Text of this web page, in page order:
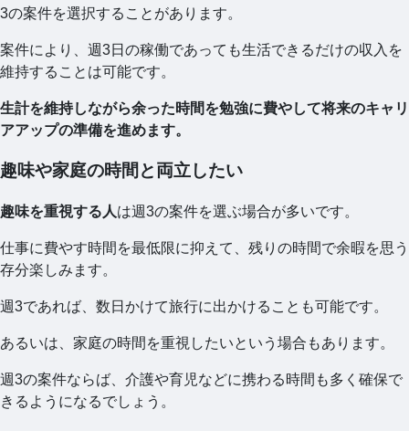
3の案件を選択することがあります。
案件により、週3日の稼働であっても生活できるだけの収入を
維持することは可能です。
生計を維持しながら余った時間を勉強に費やして将来のキャリ
アアップの準備を進めます。
趣味や家庭の時間と両立したい
趣味を重視する人は週3の案件を選ぶ場合が多いです。
仕事に費やす時間を最低限に抑えて、残りの時間で余暇を思う
存分楽しみます。
週3であれば、数日かけて旅行に出かけることも可能です。
あるいは、家庭の時間を重視したいという場合もあります。
週3の案件ならば、介護や育児などに携わる時間も多く確保で
きるようになるでしょう。